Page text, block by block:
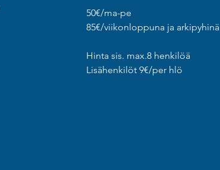
50€/ma-pe
85€/viikonloppuna ja arkipyhinä
Hinta sis. max.8 henkilöä
Lisähenkilöt 9€/per hlö